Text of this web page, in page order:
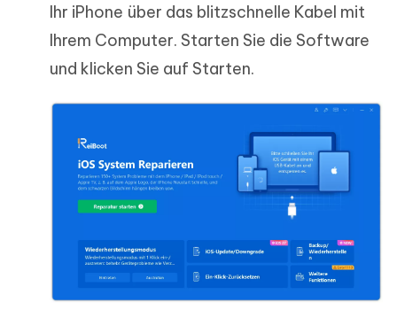
Ihr iPhone über das blitzschnelle Kabel mit
Ihrem Computer. Starten Sie die Software
und klicken Sie auf Starten.